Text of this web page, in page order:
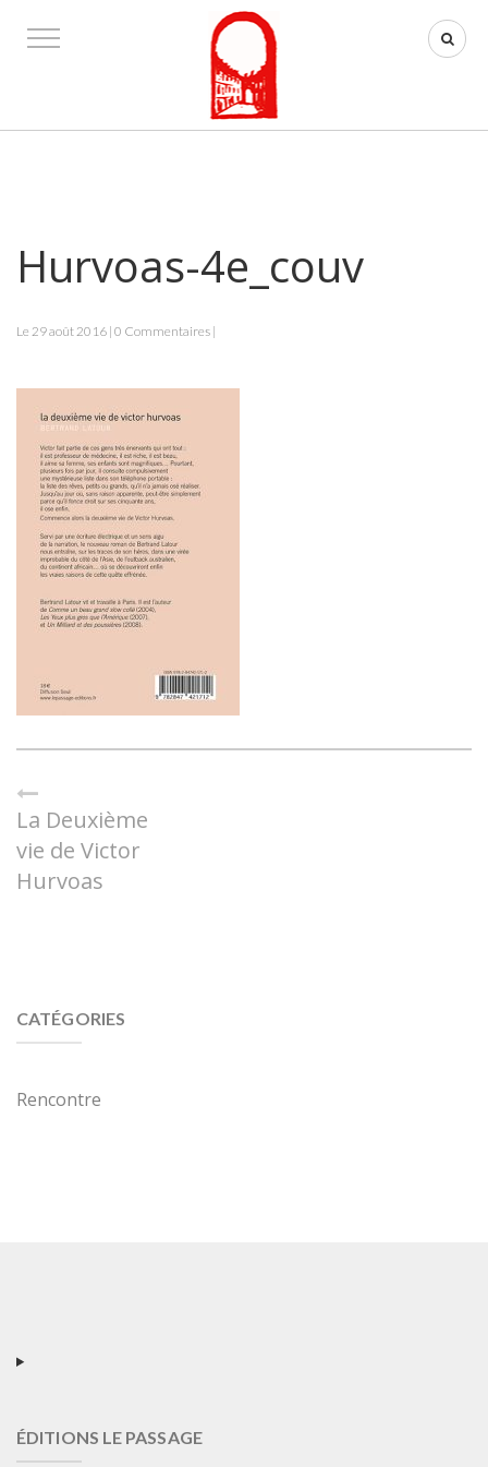
Hurvoas-4e_couv
Le 29 août 2016 | 0 Commentaires |
La Deuxième
vie de Victor
Hurvoas
CATÉGORIES
Rencontre
ÉDITIONS LE PASSAGE